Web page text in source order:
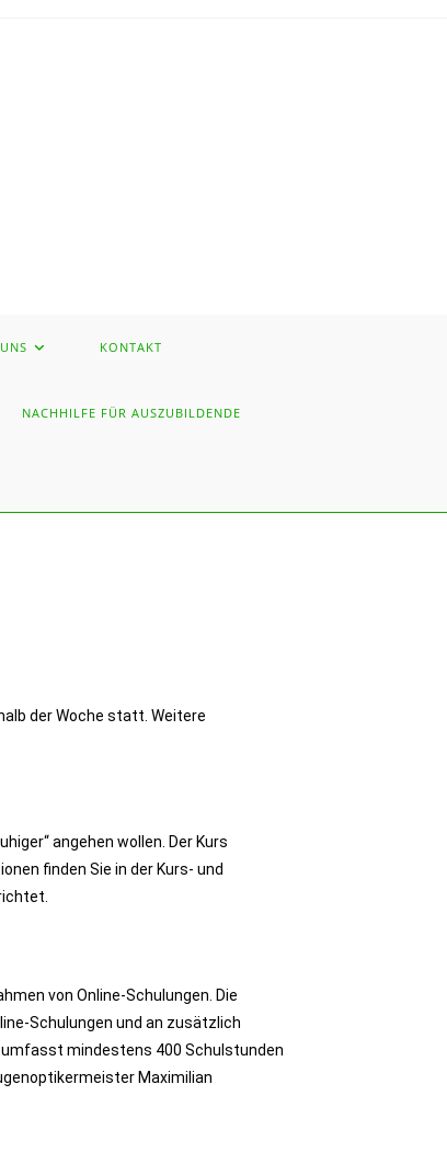
KONTAKT
NACHHILFE FÜR AUSZUBILDENDE
der Woche statt. Weitere
angehen wollen. Der Kurs
finden Sie in der Kurs- und
von Online-Schulungen. Die
Schulungen und an zusätzlich
mindestens 400 Schulstunden
Maximilian